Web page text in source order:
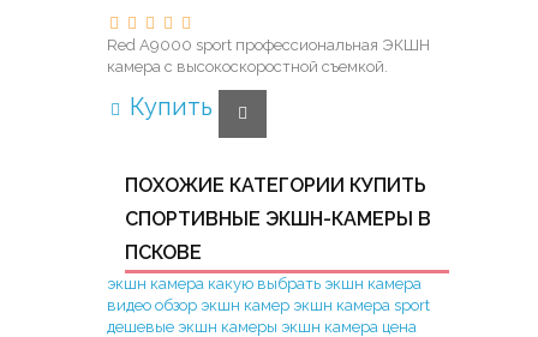
Red A9000 sport профессиональная ЭКШН
камера с высокоскоростной съемкой.
Купить
ПОХОЖИЕ КАТЕГОРИИ КУПИТЬ
СПОРТИВНЫЕ ЭКШН-КАМЕРЫ В
ПСКОВЕ
экшн камера какую выбрать экшн камера
видео обзор экшн камер экшн камера sport
дешевые экшн камеры экшн камера цена